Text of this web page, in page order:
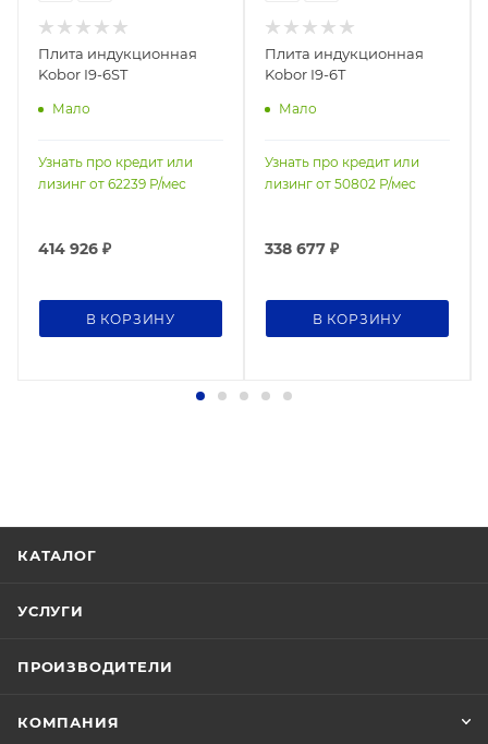
Плита индукционная
Kobor I9-6ST
Мало
Узнать про кредит или
лизинг от 62239 Р/мес
414 926 ₽
В КОРЗИНУ
Плита индукционная
Kobor I9-6T
Мало
Узнать про кредит или
лизинг от 50802 Р/мес
338 677 ₽
В КОРЗИНУ
КАТАЛОГ
УСЛУГИ
ПРОИЗВОДИТЕЛИ
КОМПАНИЯ